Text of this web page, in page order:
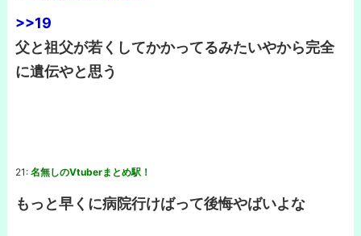
>>19
父と祖父が若くしてかかってるみたいやから完全
に遺伝やと思う
21: 名無しのVtuberまとめ駅！
もっと早くに病院行けばって後悔やばいよな